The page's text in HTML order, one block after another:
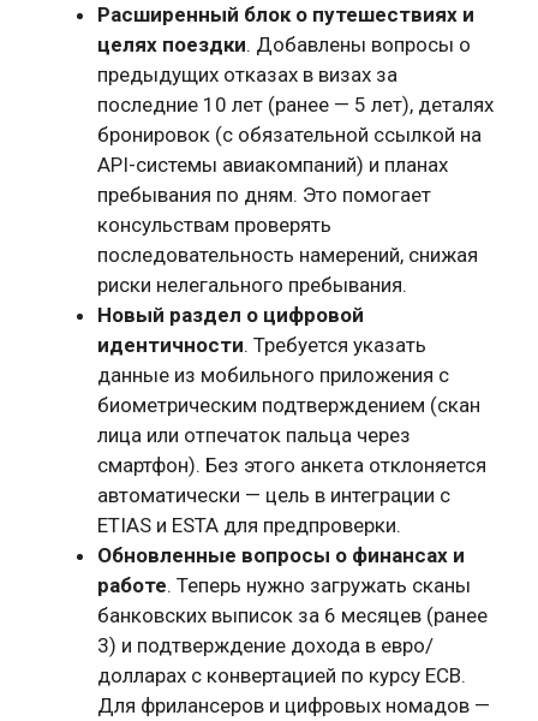
Расширенный блок о путешествиях и
целях поездки. Добавлены вопросы о
предыдущих отказах в визах за
последние 10 лет (ранее — 5 лет), деталях
бронировок (с обязательной ссылкой на
API-системы авиакомпаний) и планах
пребывания по дням. Это помогает
консульствам проверять
последовательность намерений, снижая
риски нелегального пребывания.
Новый раздел о цифровой
идентичности. Требуется указать
данные из мобильного приложения с
биометрическим подтверждением (скан
лица или отпечаток пальца через
смартфон). Без этого анкета отклоняется
автоматически — цель в интеграции с
ETIAS и ESTA для предпроверки.
Обновленные вопросы о финансах и
работе. Теперь нужно загружать сканы
банковских выписок за 6 месяцев (ранее
3) и подтверждение дохода в евро/
долларах с конвертацией по курсу ECB.
Для фрилансеров и цифровых номадов —